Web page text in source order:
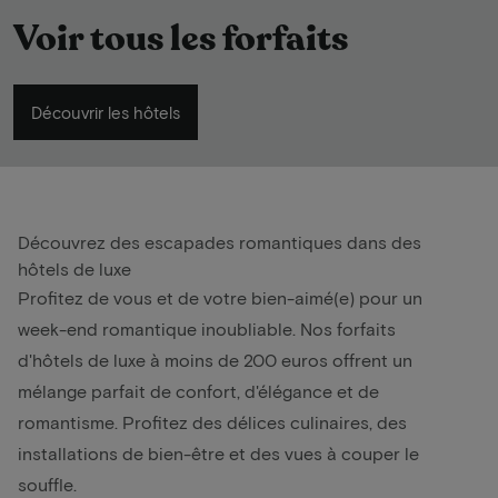
Voir tous les forfaits
Découvrir les hôtels
Découvrez des escapades romantiques dans des
hôtels de luxe
Profitez de vous et de votre bien-aimé(e) pour un
week-end romantique inoubliable. Nos forfaits
d'hôtels de luxe à moins de 200 euros offrent un
mélange parfait de confort, d'élégance et de
romantisme. Profitez des délices culinaires, des
installations de bien-être et des vues à couper le
souffle.